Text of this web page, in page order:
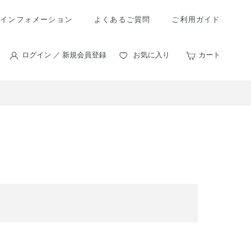
インフォメーション よくあるご質問 ご利用ガイド
ログイン ／ 新規会員登録 お気に入り カート